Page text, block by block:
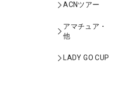
ACNツアー
アマチュア・
他
LADY GO CUP